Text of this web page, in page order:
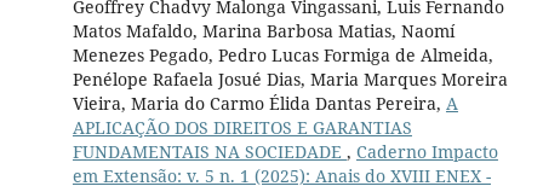
Geoffrey Chadvy Malonga Vingassani, Luis Fernando
Matos Mafaldo, Marina Barbosa Matias, Naomí
Menezes Pegado, Pedro Lucas Formiga de Almeida,
Penélope Rafaela Josué Dias, Maria Marques Moreira
Vieira, Maria do Carmo Élida Dantas Pereira, A
APLICAÇÃO DOS DIREITOS E GARANTIAS
FUNDAMENTAIS NA SOCIEDADE , Caderno Impacto
em Extensão: v. 5 n. 1 (2025): Anais do XVIII ENEX -